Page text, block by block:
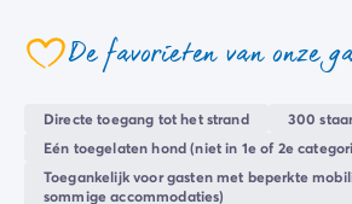
PBM-stacaravans/nl/pbm-
Welkom bij Homair
Beleef de ervaring
De Homair ervaring
Services & praktische info
Voorzieningen en faciliteiten
kunnen zich ook vermaken in de
Overdagen 's avondskan het hele
samenkomen om deel te nemen aan
activiteitendie worden
coeurDe favorieten van onze
Directe toegang tot het strand
300
Eén toegelaten hond (niet in 1e of 2e
Toegankelijk voor gasten met beperkte
sommige accommodaties)